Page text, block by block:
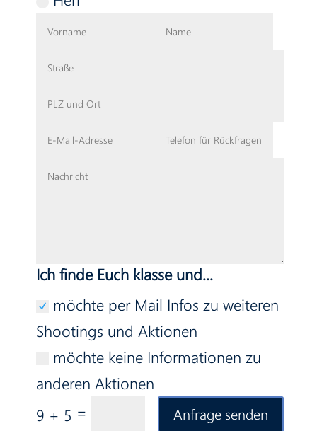
Ich finde Euch klasse und...
möchte per Mail Infos zu weiteren
Shootings und Aktionen
möchte keine Informationen zu
anderen Aktionen
9 + 5 = Anfrage senden